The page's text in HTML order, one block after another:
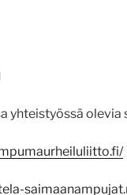
yhteistyössä olevia